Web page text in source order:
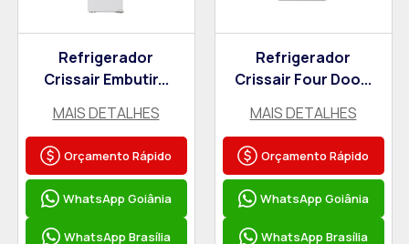
Refrigerador
Crissair Embutir...
MAIS DETALHES
Orçamento Rápido
WhatsApp Goiânia
WhatsApp Brasília
Refrigerador
Crissair Four Doo...
MAIS DETALHES
Orçamento Rápido
WhatsApp Goiânia
WhatsApp Brasília